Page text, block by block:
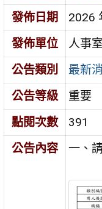
發佈日期
2026
發佈單位
人事室
公告類別
最新
公告等級
重要
點閱次數
391
公告內容
⼀、